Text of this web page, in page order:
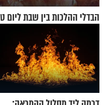
הבדלי ההלכות בין שבת ליום